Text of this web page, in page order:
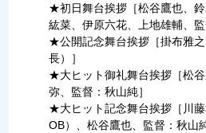
★初日舞台挨拶［松谷鷹也、
紘菜、伊原六花、上地雄輔、監
★公開記念舞台挨拶［掛布雅
長）］
★大ヒット御礼舞台挨拶［松
弥、監督：秋山純］
★大ヒット記念舞台挨拶［川
OB）、松谷鷹也、監督：秋山